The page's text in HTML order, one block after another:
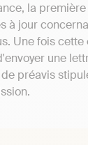
la
à jour
Une fois cette
une
préavis